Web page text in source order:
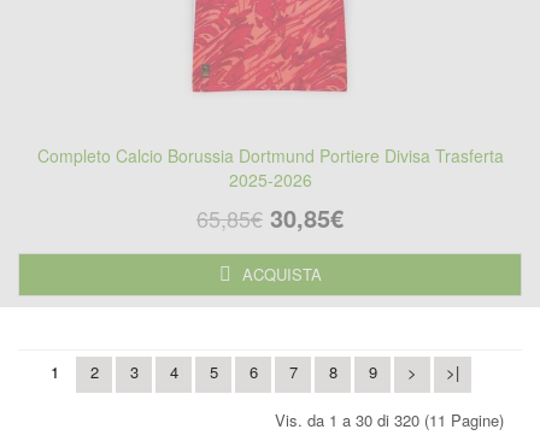
Completo Calcio Borussia Dortmund Portiere Divisa Trasferta
2025-2026
65,85€ 30,85€
ACQUISTA
1 2 3 4 5 6 7 8 9 > >|
Vis. da 1 a 30 di 320 (11 Pagine)